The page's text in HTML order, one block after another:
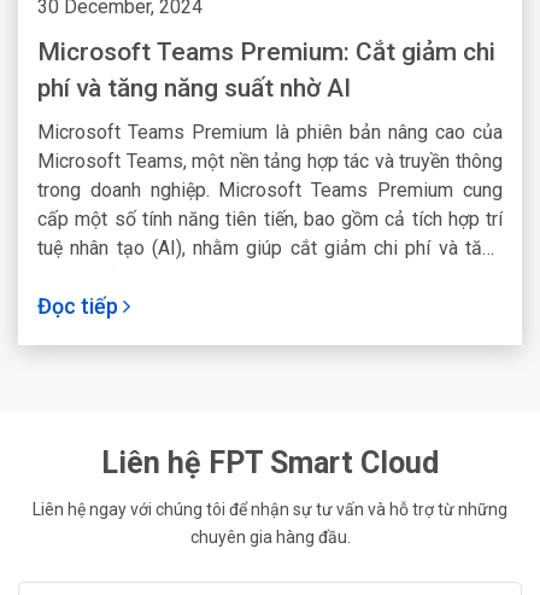
30 December, 2024
Microsoft Teams Premium: Cắt giảm chi
phí và tăng năng suất nhờ AI
Microsoft Teams Premium là phiên bản nâng cao của
Microsoft Teams, một nền tảng hợp tác và truyền thông
trong doanh nghiệp. Microsoft Teams Premium cung
cấp một số tính năng tiên tiến, bao gồm cả tích hợp trí
tuệ nhân tạo (AI), nhằm giúp cắt giảm chi phí và tăng
Đọc tiếp
Liên hệ FPT Smart Cloud
Liên hệ ngay với chúng tôi để nhận sự tư vấn và hỗ trợ từ những
chuyên gia hàng đầu.